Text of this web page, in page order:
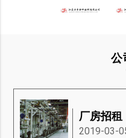
公
厂房招租
2019-03-